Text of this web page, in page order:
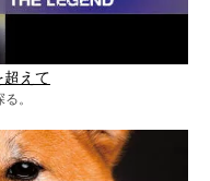
超えて
。